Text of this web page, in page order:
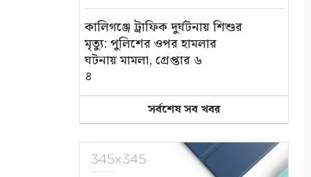
কালিগঞ্জে ট্রাফিক দুর্ঘটনায় শিশুর
মৃত্যু: পুলিশের ওপর হামলার
ঘটনায় মামলা, গ্রেপ্তার ৬
৪
প্রেমের টানে চীন থেকে
মনিরামপুরে যুবক
৫
সর্বশেষ সব খবর